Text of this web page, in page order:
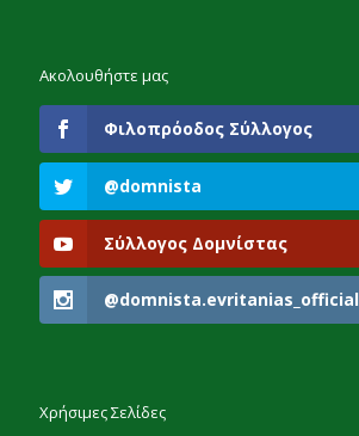
Ακολουθήστε μας
Φιλοπρόοδος Σύλλογος
@domnista
Σύλλογος Δομνίστας
@domnista.evritanias_official
Χρήσιμες Σελίδες